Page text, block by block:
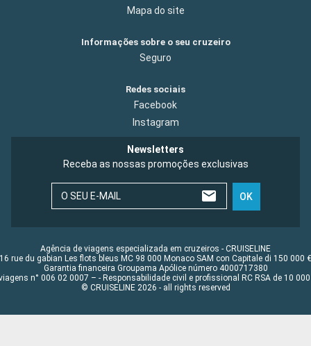
Mapa do site
Informações sobre o seu cruzeiro
Seguro
Redes sociais
Facebook
Instagram
Newsletters
Receba as nossas promoções exclusivas
O SEU E-MAIL OK
Agência de viagens especializada em cruzeiros - CRUISELINE
16 rue du gabian Les flots bleus MC 98 000 Monaco SAM con Capitale di 150 000 €
Garantia financeira Groupama Apólice número 4000717380
n° 006 02 0007 – - Responsabilidade civil e profissional RC RSA de 10 000
© CRUISELINE 2026 - all rights reserved